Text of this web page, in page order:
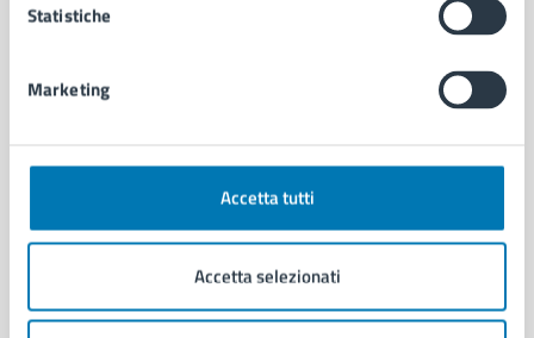
Statistiche
Marketing
Accetta tutti
Accetta selezionati
CATEGORIE DI SERVIZIO
Anagrafe e stato civile
Giustizia e sicurezza pubblica
Salute, benessere e assistenza
Servizi Cimiteriali